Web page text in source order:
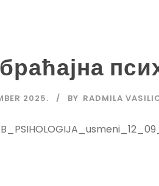
2025. BY RADMILA